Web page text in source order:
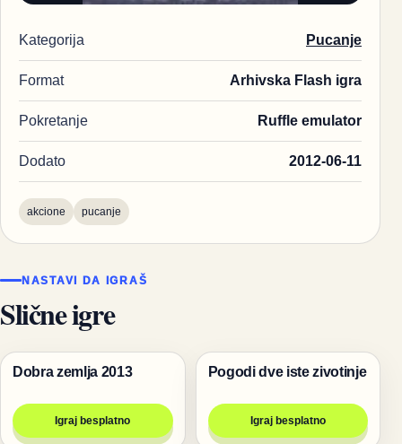
Kategorija Pucanje
Format Arhivska Flash igra
Pokretanje Ruffle emulator
Dodato 2012-06-11
akcione pucanje
NASTAVI DA IGRAŠ
Slične igre
Igre
Dobra zemlja 2013
Igraj besplatno
Igre za dvoje
Pogodi dve iste zivotinje
Igraj besplatno